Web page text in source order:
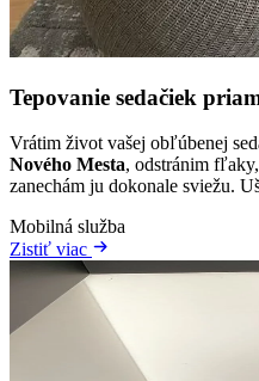
Tepovanie sedačiek
Vrátim život vašej obľúbenej
Nového Mesta, odstránim
zanechám ju dokonale sviežu.
Mobilná služba
Zistiť viac